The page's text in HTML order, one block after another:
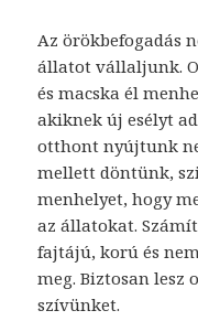
Az örökbefogadás
állatot vállaljunk.
és macska él
akiknek új esélyt
otthont nyújtunk
mellett döntünk,
menhelyet, hogy
az állatokat.
fajtájú, korú és
meg. Biztosan lesz
szívünket.